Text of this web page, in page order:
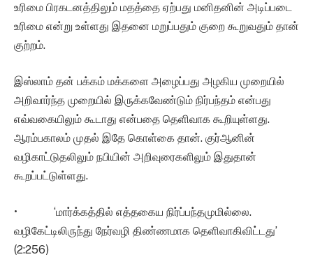
உரிமை பிரகடனத்திலும் மதத்தை ஏற்பது மனிதனின் அடிப்படை
உரிமை என்று உள்ளது இதனை மறுப்பதும் குறை கூறுவதும் தான்
குற்றம்.
இஸ்லாம் தன் பக்கம் மக்களை அழைப்பது அழகிய முறையில்
அறிவார்ந்த முறையில் இருக்கவேண்டும் நிர்பந்தம் என்பது
எவ்வகையிலும் கூடாது என்பதை தெளிவாக கூறியுள்ளது.
ஆரம்பகாலம் முதல் இதே கொள்கை தான். குர்ஆனின்
வழிகாட்டுதலிலும் நபியின் அறிவுரைகளிலும் இதுதான்
கூறப்பட்டுள்ளது.
• ‘மார்க்கத்தில் எத்தகைய நிர்ப்பந்தமுமில்லை.
வழிகேட்டிலிருந்து நேர்வழி திண்ணமாக தெளிவாகிவிட்டது’
(2:256)